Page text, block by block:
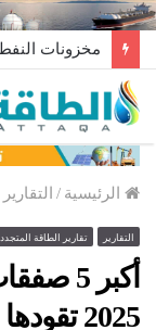
الرئيسية / التقارير
التقارير تقارير الطاقة
أكبر
2025 تقودها السعودية (تقرير)